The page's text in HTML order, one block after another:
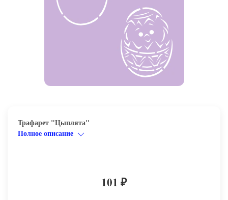
Трафарет "Цыплята"
Полное описание
101 ₽